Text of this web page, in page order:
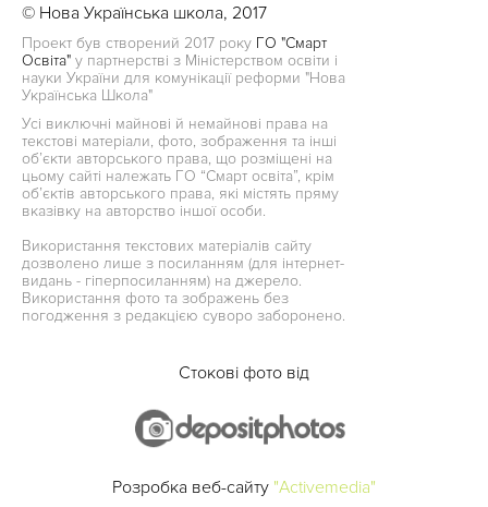
© Нова Українська школа, 2017
Проект був створений 2017 року ГО "Смарт
Освіта" у партнерстві з Міністерством освіти і
науки України для комунікації реформи "Нова
Українська Школа"
Усі виключні майнові й немайнові права на
текстові матеріали, фото, зображення та інші
об’єкти авторського права, що розміщені на
цьому сайті належать ГО “Смарт освіта”, крім
об’єктів авторського права, які містять пряму
вказівку на авторство іншої особи.
Використання текстових матеріалів сайту
дозволено лише з посиланням (для інтернет-
видань - гіперпосиланням) на джерело.
Використання фото та зображень без
погодження з редакцією суворо заборонено.
Стокові фото від
Розробка веб-сайту "Activemedia"